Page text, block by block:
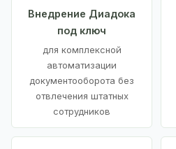
Внедрение Диадока
под ключ
для комплексной
автоматизации
документооборота без
отвлечения штатных
сотрудников